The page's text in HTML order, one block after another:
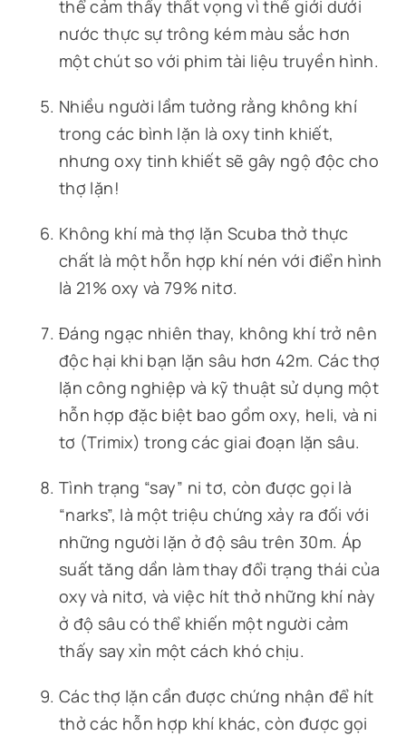
thể cảm thấy thất vọng vì thế giới dưới
nước thực sự trông kém màu sắc hơn
một chút so với phim tài liệu truyền hình.
Nhiều người lầm tưởng rằng không khí
trong các bình lặn là oxy tinh khiết,
nhưng oxy tinh khiết sẽ gây ngộ độc cho
thợ lặn!
Không khí mà thợ lặn Scuba thở thực
chất là một hỗn hợp khí nén với điển hình
là 21% oxy và 79% nitơ.
Đáng ngạc nhiên thay, không khí trở nên
độc hại khi bạn lặn sâu hơn 42m. Các thợ
lặn công nghiệp và kỹ thuật sử dụng một
hỗn hợp đặc biệt bao gồm oxy, heli, và ni
tơ (Trimix) trong các giai đoạn lặn sâu.
Tình trạng “say” ni tơ, còn được gọi là
“narks”, là một triệu chứng xảy ra đối với
những người lặn ở độ sâu trên 30m. Áp
suất tăng dần làm thay đổi trạng thái của
oxy và nitơ, và việc hít thở những khí này
ở độ sâu có thể khiến một người cảm
thấy say xỉn một cách khó chịu.
Các thợ lặn cần được chứng nhận để hít
thở các hỗn hợp khí khác, còn được gọi